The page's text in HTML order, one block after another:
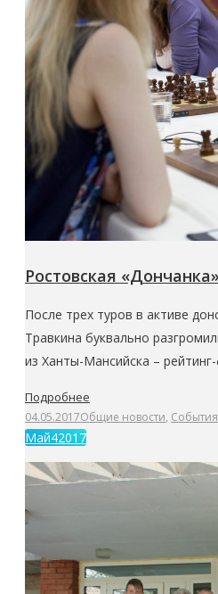
Ростовская
После трех туров в активе
Травкина буквально
из Ханты-Мансийска –
Подробнее
04.05.2017Общие новости, События
Май42017